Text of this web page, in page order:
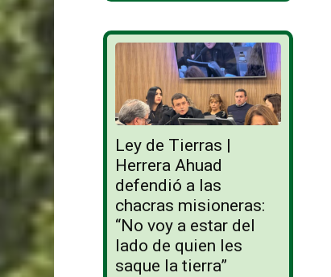
Ley de Tierras |
Herrera Ahuad
defendió a las
chacras misioneras:
“No voy a estar del
lado de quien les
saque la tierra”